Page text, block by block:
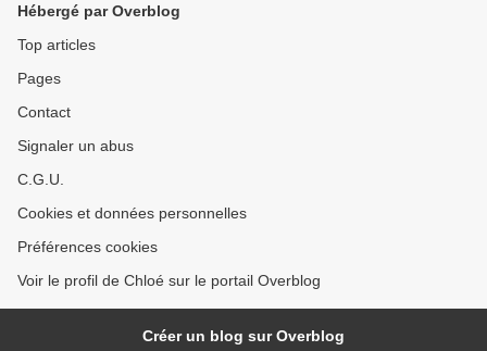
Hébergé par Overblog
Top articles
Pages
Contact
Signaler un abus
C.G.U.
Cookies et données personnelles
Préférences cookies
Voir le profil de Chloé sur le portail Overblog
Créer un blog sur Overblog